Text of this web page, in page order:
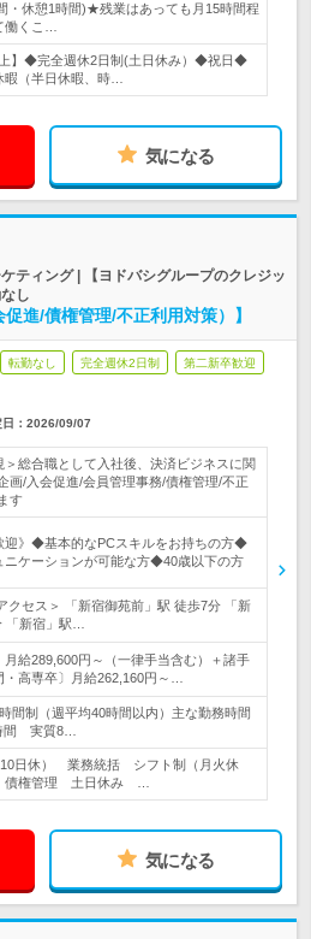
・休憩1時間)★残業はあっても月15時間程
働くこ…
】◆完全週休2日制(土日休み）◆祝日◆
（半日休暇、時…
気になる
ティング | 【ヨドバシグループのクレジッ
し
進/債権管理/不正利用対策）】
転勤なし 完全週休2日制 第二新卒歓迎
： 2026/09/07
＞総合職として入社後、決済ビジネスに関
画/入会促進/会員管理事務/債権管理/不正
す
迎》◆基本的なPCスキルをお持ちの方◆
ニケーションが可能な方◆40歳以下の方
セス＞ 「新宿御苑前」駅 徒歩7分 「新
「新宿」駅…
月給289,600円～（一律手当含む）＋諸手
高専卒〕月給262,160円～…
間制（週平均40時間以内）主な勤務時間
間 実質8…
日休） 業務統括 シフト制（月火休
債権管理 土日休み …
気になる